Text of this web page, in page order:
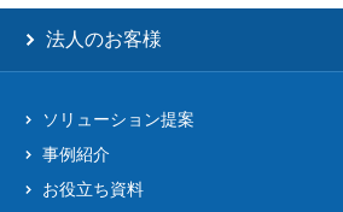
法人のお客様
ソリューション提案
事例紹介
お役立ち資料